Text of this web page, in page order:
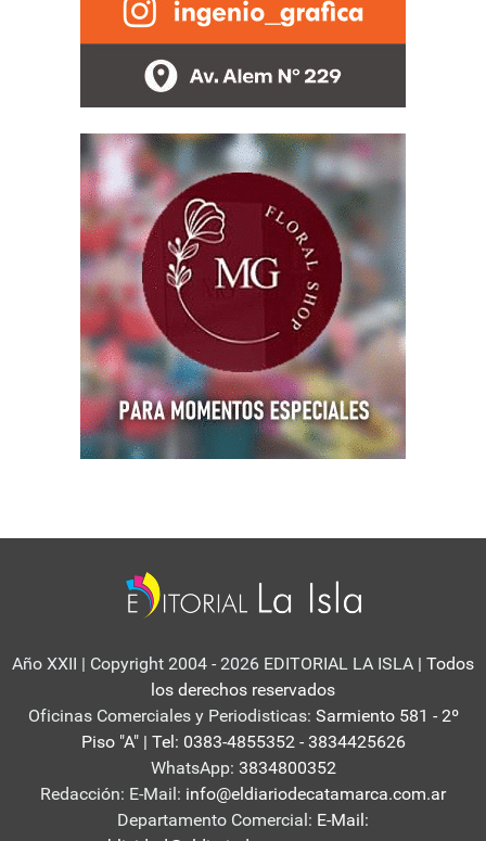
Año XXII | Copyright 2004 - 2026 EDITORIAL LA ISLA | Todos
los derechos reservados
Oficinas Comerciales y Periodisticas: Sarmiento 581 - 2º
Piso "A" | Tel: 0383-4855352 - 3834425626
WhatsApp: 3834800352
Redacción: E-Mail: info@eldiariodecatamarca.com.ar
Departamento Comercial: E-Mail: